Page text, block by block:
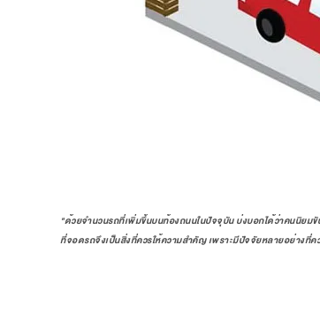
"ด้วยจำนวนรถที่เพิ่มขึ้นบนท้องถนนในปัจจุบัน บ่งบอกได้ว่าคนนิยม
ที่จอดรถจึงเป็นสิ่งที่ควรให้ความสำคัญ เพราะมีปัจจัยหลายอย่างที่ค